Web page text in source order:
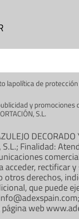
lapolítica de
y promociones
S.L.
DECORADO
S.L.; Finalidad:
acceder, rectificar
otros derechos,
que puede
web